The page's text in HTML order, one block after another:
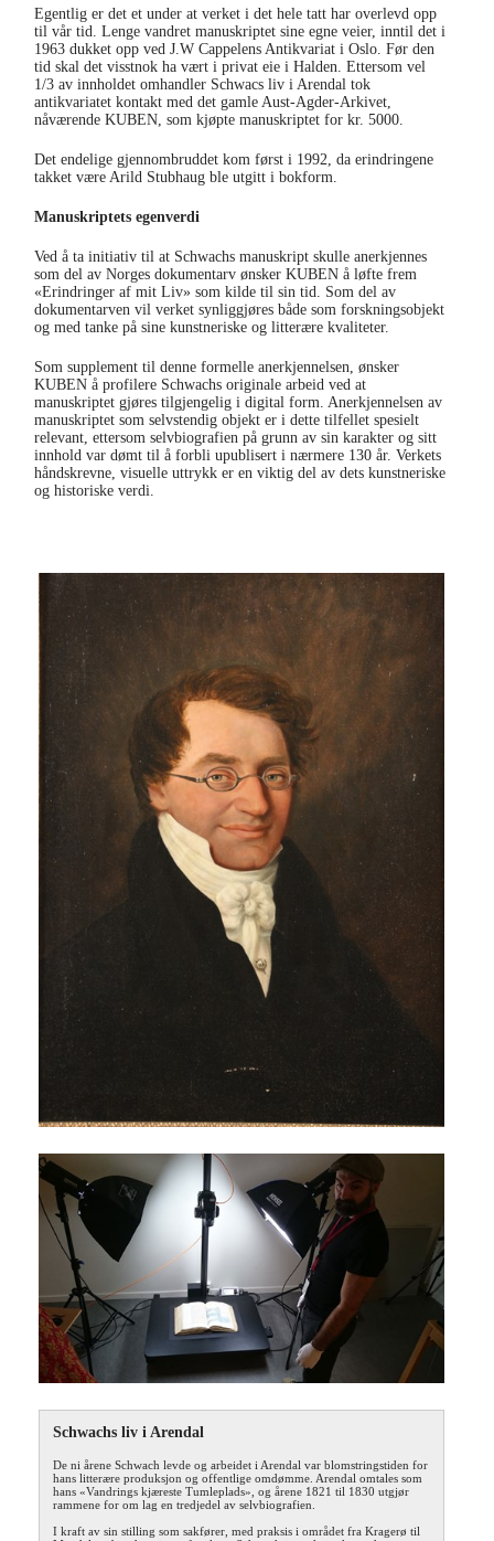
Egentlig er det et under at verket i det hele tatt har overlevd opp
til vår tid. Lenge vandret manuskriptet sine egne veier, inntil det i
1963 dukket opp ved J.W Cappelens Antikvariat i Oslo. Før den
tid skal det visstnok ha vært i privat eie i Halden. Ettersom vel
1/3 av innholdet omhandler Schwacs liv i Arendal tok
antikvariatet kontakt med det gamle Aust-Agder-Arkivet,
nåværende KUBEN, som kjøpte manuskriptet for kr. 5000.
Det endelige gjennombruddet kom først i 1992, da erindringene
takket være Arild Stubhaug ble utgitt i bokform.
Manuskriptets egenverdi
Ved å ta initiativ til at Schwachs manuskript skulle anerkjennes
som del av Norges dokumentarv ønsker KUBEN å løfte frem
«Erindringer af mit Liv» som kilde til sin tid. Som del av
dokumentarven vil verket synliggjøres både som forskningsobjekt
og med tanke på sine kunstneriske og litterære kvaliteter.
Som supplement til denne formelle anerkjennelsen, ønsker
KUBEN å profilere Schwachs originale arbeid ved at
manuskriptet gjøres tilgjengelig i digital form. Anerkjennelsen av
manuskriptet som selvstendig objekt er i dette tilfellet spesielt
relevant, ettersom selvbiografien på grunn av sin karakter og sitt
innhold var dømt til å forbli upublisert i nærmere 130 år. Verkets
håndskrevne, visuelle uttrykk er en viktig del av dets kunstneriske
og historiske verdi.
Schwachs liv i Arendal
De ni årene Schwach levde og arbeidet i Arendal var blomstringstiden for
hans litterære produksjon og offentlige omdømme. Arendal omtales som
hans «Vandrings kjæreste Tumleplads», og årene 1821 til 1830 utgjør
rammene for om lag en tredjedel av selvbiografien.
I kraft av sin stilling som sakfører, med praksis i området fra Kragerø til